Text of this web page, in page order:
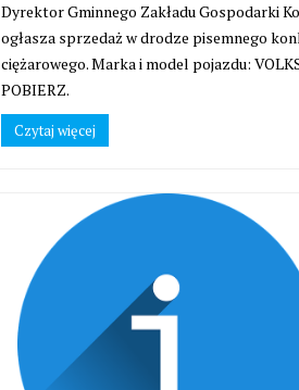
Dyrektor Gminnego Zakładu Gospodarki
ogłasza sprzedaż w drodze pisemnego
ciężarowego. Marka i model pojazdu:
POBIERZ.
Czytaj więcej